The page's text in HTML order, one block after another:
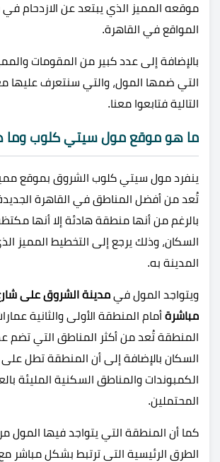
موقعه المميز الذي يبتعد عن الازدحام
المواقع في القاهرة.
بالإضافة إلى عدد كبير من المقومات
التي ضمها المول، والتي سنتعرف عليها
التالية فتابعوا معنا.
ما هو موقع مول سيتي كلوب وما
ينفرد مول سيتي كلوب الشروق بموقع
تُعد من أفضل المناطق في القاهرة
بالرغم من أنها منطقة هادئة إلا أنها
السكان، وذلك يرجع إلى التخطيط المميز
المدينة به.
ويتواجد المول في مدينة الشروق على
مباشرة أمام المنطقة الأولى والثانية
المنطقة تُعد من أكثر المناطق التي تضم
السكان بالإضافة إلى أن المنطقة تطل
الكمبوندات والمناطق السكنية المليئة
المحتملين.
كما أن المنطقة التي يتواجد فيها المول
الطرق الرئيسية التي ترتبط بشكل مباشر